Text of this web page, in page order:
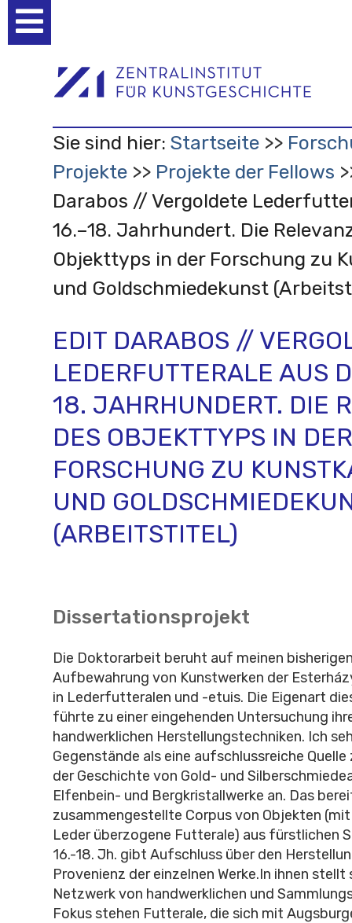
Werkzeuge
Sie sind hier: Startseite
Projekte
Projekte der Fellows
Darabos // Vergoldete
16.–18. Jahrhundert. Die
Objekttyps in der Forschung zu
und Goldschmiedekunst
EDIT DARABOS //
LEDERFUTTERALE AUS
18. JAHRHUNDERT. DIE
DES OBJEKTTYPS IN DER
FORSCHUNG ZU
UND
(ARBEITSTITEL)
Dissertationsprojekt
Die Doktorarbeit beruht auf meinen
Aufbewahrung von Kunstwerken der
in Lederfutteralen und -etuis. Die Eigenart
führte zu einer eingehenden Untersuchung
handwerklichen Herstellungstechniken. Ich
Gegenstände als eine aufschlussreiche
der Geschichte von Gold- und
Elfenbein- und Bergkristallwerke an. Das
zusammengestellte Corpus von Objekten
Leder überzogene Futterale) aus fürstlichen
16.-18. Jh. gibt Aufschluss über den
Provenienz der einzelnen Werke.In ihnen
Netzwerk von handwerklichen und
Fokus stehen Futterale, die sich mit